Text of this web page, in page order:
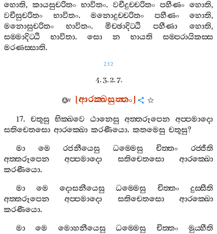
හොති, කායසුචරිතං භාවිතං. වචීදුච‍්චරිතං පහීණං හොති,
වචීසුචරිතං
භාවිතං. මනොදුච‍්චරිතං පහීණං හොති,
මනොසුචරිතං
භාවිතං. මිච‍්ඡාදිට‍්ඨි පහීණා හොති,
සම‍්මාදිට‍්ඨි
භාවිතා. සො න භායති
සම‍්පරායිකස‍්ස
මරණස‍්සාති.
232
4. 3. 2. 7.
[ආරක‍්ඛසුත‍්තං]
17. චතූසු භික‍්ඛවෙ ඨානෙසු අත‍්තරූපෙන
අප‍්පමාදො
සතිචෙතසො ආරක‍්ඛො කරණීයො. කතමෙසු චතූසු?
මා
මෙ රජනීයෙසු ධම‍්මෙසු චිත‍්තං
රජ‍්ජීති
අත‍්තරූපෙන
අප‍්පමාදො සතිචෙතසො
ආරක‍්ඛො
කරණීයො.
මා
මෙ දොසනීයෙසු ධම‍්මෙසු චිත‍්තං
දුස‍්සීති
අත‍්තරූපෙන
අප‍්පමාදො සතිචෙතසො
ආරක‍්ඛො
කරණීයො.
මා
මෙ මොහනීයෙසු ධම‍්මෙසු චිත‍්තං
මුය‍්හීති